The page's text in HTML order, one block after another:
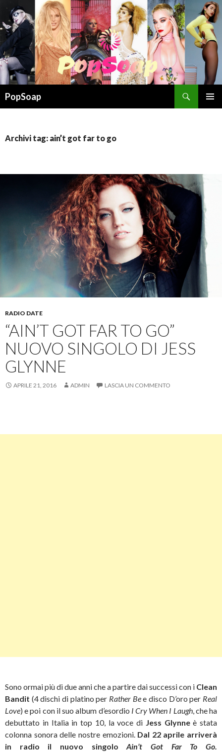
PopSoap
Archivi tag: ain’t got far to go
RADIO DATE
“AIN’T GOT FAR TO GO”
NUOVO SINGOLO DI JESS
GLYNNE
APRILE 21, 2016 ADMIN LASCIA UN COMMENTO
Sono ormai più di due anni che a partire dai successi con i Clean
Bandit (4 dischi di platino per Rather Bee disco D’oro per Real
Love) e poi con il suo album d’esordio I Cry When I Laugh, che ha
debuttato in Italia in top 10, la voce di Jess Glynneè stata
colonna sonora delle nostre emozioni. Dal 22 aprile arriverà
in radio il nuovo singoloAin’t Got Far To Go.